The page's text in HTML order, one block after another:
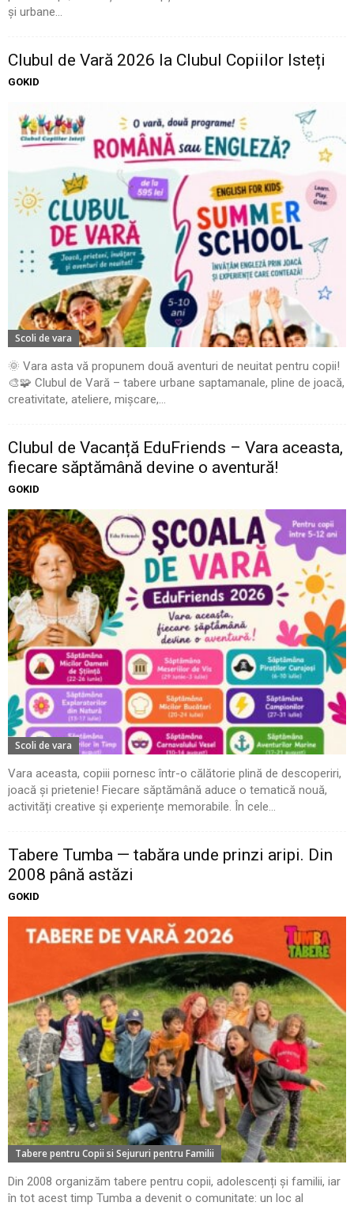
și urbane...
Clubul de Vară 2026 la Clubul Copiilor Isteți
GOKID
Scoli de vara
🌞 Vara asta vă propunem două aventuri de neuitat pentru copii!
🎨🧩 Clubul de Vară – tabere urbane saptamanale, pline de joacă,
creativitate, ateliere, mișcare,...
Clubul de Vacanță EduFriends – Vara aceasta,
fiecare săptămână devine o aventură!
GOKID
Scoli de vara
Vara aceasta, copiii pornesc într-o călătorie plină de descoperiri,
joacă și prietenie! Fiecare săptămână aduce o tematică nouă,
activități creative și experiențe memorabile. În cele...
Tabere Tumba — tabăra unde prinzi aripi. Din
2008 până astăzi
GOKID
Tabere pentru Copii si Sejururi pentru Familii
Din 2008 organizăm tabere pentru copii, adolescenți și familii, iar
în tot acest timp Tumba a devenit o comunitate: un loc al